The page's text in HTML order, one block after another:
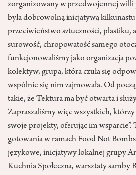
zorganizowany w przedwojennej willi
była dobrowolną inicjatywą kilkunastu
przeciwieństwo sztuczności, plastiku,
surowość, chropowatość samego
funkcjonowaliśmy jako organizacja
kolektyw, grupa, która czuła się
wspólnie się nim zajmowała. Od
takie, że Tektura ma być otwarta i
Zapraszaliśmy więc wszystkich,
swoje projekty, oferując im wsparcie”.
gotowania w ramach Food Not
językowe, inicjatywy lokalnej grupy
Kuchnia Społeczna, warsztaty